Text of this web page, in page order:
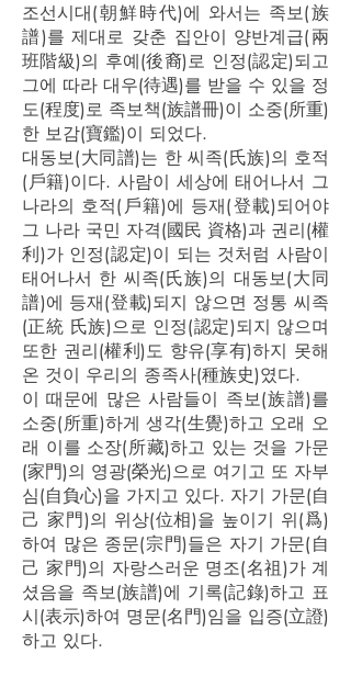
조선시대(朝鮮時代)에 와서는 족보(族
譜)를 제대로 갖춘 집안이 양반계급(兩
班階級)의 후예(後裔)로 인정(認定)되고
그에 따라 대우(待遇)를 받을 수 있을 정
도(程度)로 족보책(族譜冊)이 소중(所重)
한 보감(寶鑑)이 되었다.
대동보(大同譜)는 한 씨족(氏族)의 호적
(戶籍)이다. 사람이 세상에 태어나서 그
나라의 호적(戶籍)에 등재(登載)되어야
그 나라 국민 자격(國民 資格)과 권리(權
利)가 인정(認定)이 되는 것처럼 사람이
태어나서 한 씨족(氏族)의 대동보(大同
譜)에 등재(登載)되지 않으면 정통 씨족
(正統 氏族)으로 인정(認定)되지 않으며
또한 권리(權利)도 향유(享有)하지 못해
온 것이 우리의 종족사(種族史)였다.
이 때문에 많은 사람들이 족보(族譜)를
소중(所重)하게 생각(生覺)하고 오래 오
래 이를 소장(所藏)하고 있는 것을 가문
(家門)의 영광(榮光)으로 여기고 또 자부
심(自負心)을 가지고 있다. 자기 가문(自
己 家門)의 위상(位相)을 높이기 위(爲)
하여 많은 종문(宗門)들은 자기 가문(自
己 家門)의 자랑스러운 명조(名祖)가 계
셨음을 족보(族譜)에 기록(記錄)하고 표
시(表示)하여 명문(名門)임을 입증(立證)
하고 있다.